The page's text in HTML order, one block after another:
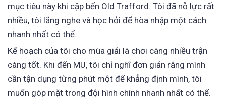
mục tiêu này khi cập bến Old Trafford. Tôi đã nỗ lực rất
nhiều, tôi lắng nghe và học hỏi để hòa nhập một cách
nhanh nhất có thể.
Kế hoạch của tôi cho mùa giải là chơi càng nhiều trận
càng tốt. Khi đến MU, tôi chỉ nghĩ đơn giản rằng mình
cần tận dụng từng phút một để khẳng định mình, tôi
muốn góp mặt trong đội hình chính nhanh nhất có thể.